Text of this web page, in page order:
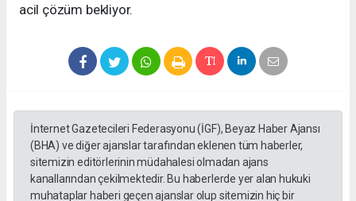
acil çözüm bekliyor.
İnternet Gazetecileri Federasyonu (İGF), Beyaz Haber Ajansı
(BHA) ve diğer ajanslar tarafından eklenen tüm haberler,
sitemizin editörlerinin müdahalesi olmadan ajans
kanallarından çekilmektedir. Bu haberlerde yer alan hukuki
muhataplar haberi geçen ajanslar olup sitemizin hiç bir